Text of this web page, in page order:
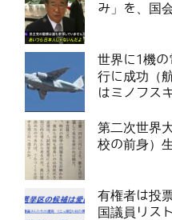
み」を、国
世界に1機
行に成功（
はミノフス
第二次世界
校の前身）
有権者は投
国議員リスト